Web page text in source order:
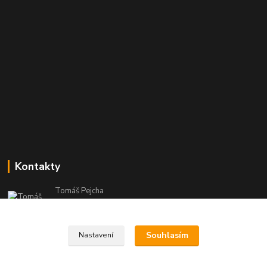
Kontakty
Tomáš Pejcha
+420 602 866 446
info@azmobil.czNastavení Souhlasím